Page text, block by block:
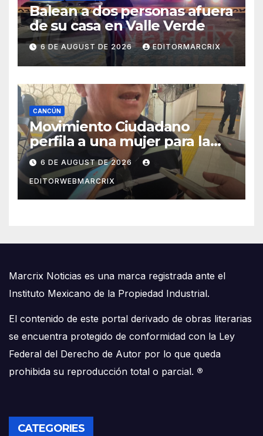
Balean a dos personas afuera
de su casa en Valle Verde
6 DE AUGUST DE 2026 EDITORMARCRIX
CANCÚN
Movimiento Ciudadano
perfila a una mujer para la
candidatura en Cancún
6 DE AUGUST DE 2026
EDITORWEBMARCRIX
Marcrix Noticias es una marca registrada ante el
Instituto Mexicano de la Propiedad Industrial.
El contenido de este portal derivado de obras literarias
se encuentra protegido de conformidad con la Ley
Federal del Derecho de Autor por lo que queda
prohibida su reproducción total o parcial. ®
CATEGORIES